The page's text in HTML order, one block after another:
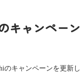
キャンペーン
のキャンペーンを更新し